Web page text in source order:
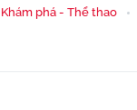
Khám phá - Thể thao